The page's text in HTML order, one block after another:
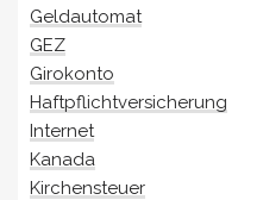
Geldautomat
GEZ
Girokonto
Haftpflichtversicherung
Internet
Kanada
Kirchensteuer